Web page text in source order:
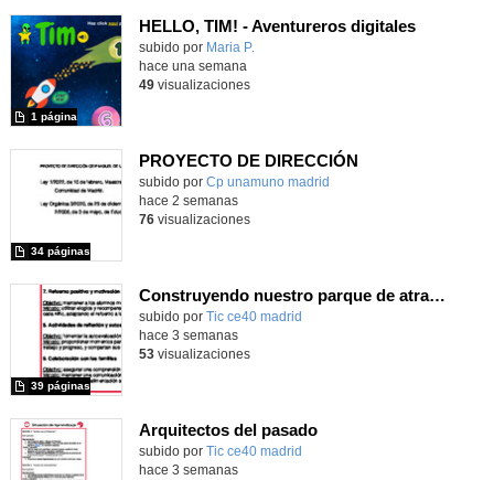
HELLO, TIM! - Aventureros digitales
Contenido educativo.
subido por Maria P.
1 página
hace una semana
49visualizaciones
PROYECTO DE DIRECCIÓN
Contenido educativo.
subido por Cp unamuno madrid
34 páginas
hace 2 semanas
76visualizaciones
Construyendo nuestro parque de atracciones
subido por Tic ce40 madrid
39 páginas
hace 3 semanas
53visualizaciones
Arquitectos del pasado
subido por Tic ce40 madrid
hace 3 semanas